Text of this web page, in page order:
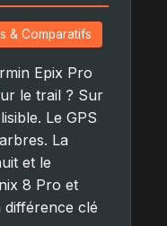
& Comparatifs
Epix Pro
le trail ? Sur
Le GPS
La
et le
8 Pro et
différence clé